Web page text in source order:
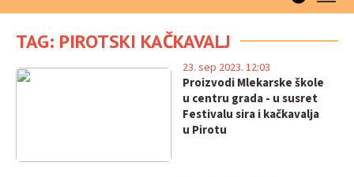
TAG: PIROTSKI KAČKAVALJ
Proizvodi Mlekarske škole
u centru grada - u susret
Festivalu sira i kačkavalja
u Pirotu
23. sep 2023. 12:03